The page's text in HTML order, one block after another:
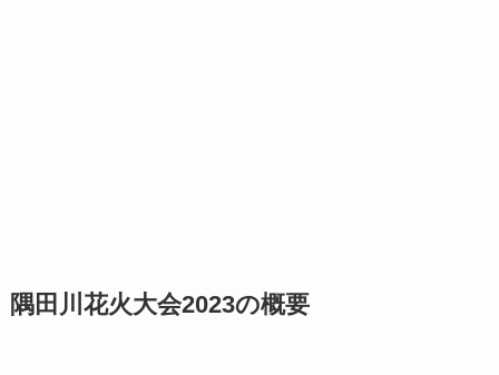
隅田川花火大会2023の概要